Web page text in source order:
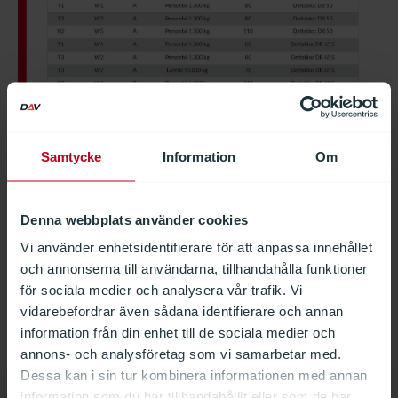
Samtycke Information Om
Denna webbplats använder cookies
Vi använder enhetsidentifierare för att anpassa innehållet
och annonserna till användarna, tillhandahålla funktioner
för sociala medier och analysera vår trafik. Vi
vidarebefordrar även sådana identifierare och annan
information från din enhet till de sociala medier och
annons- och analysföretag som vi samarbetar med.
Dessa kan i sin tur kombinera informationen med annan
Hämta produktblad
Vägsäkerhet cases